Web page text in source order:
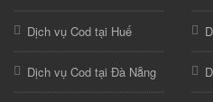
Dịch vụ Cod tại Huế
Dịch vụ Cod tại Đà Nẵng